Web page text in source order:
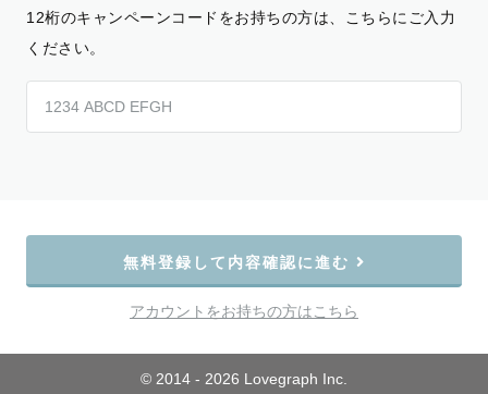
12桁のキャンペーンコードをお持ちの方は、こちらにご入力
ください。
無料登録して内容確認に進む
アカウントをお持ちの方はこちら
© 2014 - 2026 Lovegraph Inc.